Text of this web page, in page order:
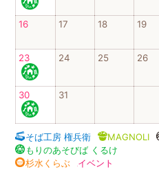
16 17 18 19
23 24 25 26
30 31
そば工房 権兵衛 MAGNOLI
もりのあそびば くるけ
杉水くらぶ
イベント